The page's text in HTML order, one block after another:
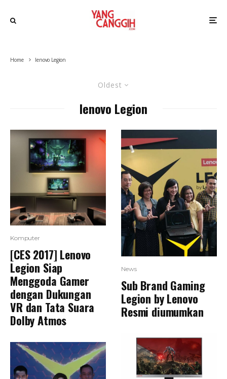
Home lenovo Legion
Oldest
lenovo Legion
Komputer
[CES 2017] Lenovo
Legion Siap
Menggoda Gamer
dengan Dukungan
VR dan Tata Suara
Dolby Atmos
News
Sub Brand Gaming
Legion by Lenovo
Resmi diumumkan